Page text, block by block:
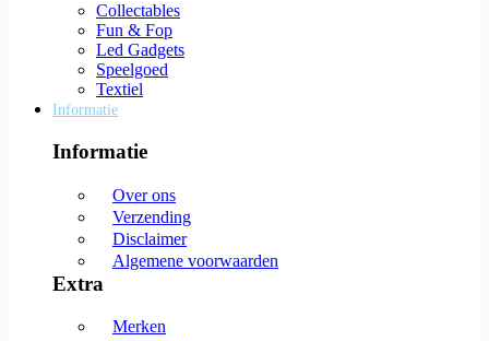
Collectables
Fun & Fop
Led Gadgets
Speelgoed
Textiel
Informatie
Informatie
Over ons
Verzending
Disclaimer
Algemene voorwaarden
Extra
Merken